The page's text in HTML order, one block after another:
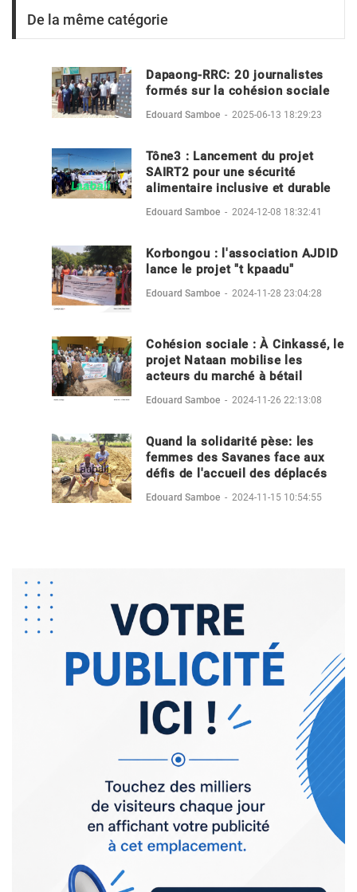
De la même catégorie
Dapaong-RRC: 20 journalistes
formés sur la cohésion sociale
Edouard Samboe - 2025-06-13 18:29:23
Tône3 : Lancement du projet
SAIRT2 pour une sécurité
alimentaire inclusive et durable
Edouard Samboe - 2024-12-08 18:32:41
Korbongou : l'association AJDID
lance le projet "t kpaadu"
Edouard Samboe - 2024-11-28 23:04:28
Cohésion sociale : À Cinkassé, le
projet Nataan mobilise les
acteurs du marché à bétail
Edouard Samboe - 2024-11-26 22:13:08
Quand la solidarité pèse: les
femmes des Savanes face aux
défis de l'accueil des déplacés
Edouard Samboe - 2024-11-15 10:54:55